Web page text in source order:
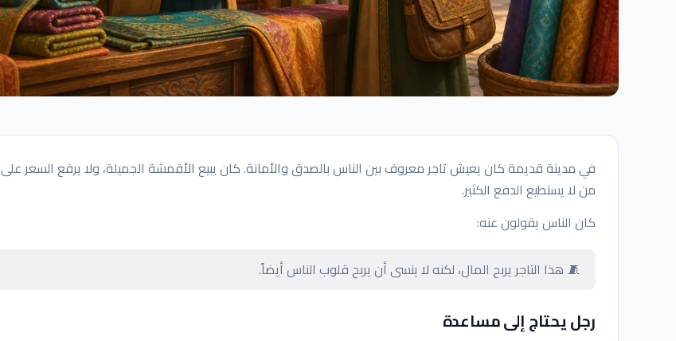
في مدينة قديمة كان يعيش تاجر معروف بين الناس بالصدق والأمانة. كان يبيع الأقمشة الجميلة، ولا يرفع السعر على
من لا يستطيع الدفع الكثير.
كان الناس يقولون عنه:
🧵 هذا التاجر يربح المال، لكنه لا ينسى أن يربح قلوب الناس أيضاً.
رجل يحتاج إلى مساعدة